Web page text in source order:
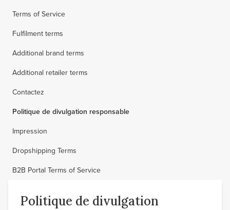
Terms of Service
Fulfilment terms
Additional brand terms
Additional retailer terms
Contactez
Politique de divulgation responsable
Impression
Dropshipping Terms
B2B Portal Terms of Service
Politique de divulgation